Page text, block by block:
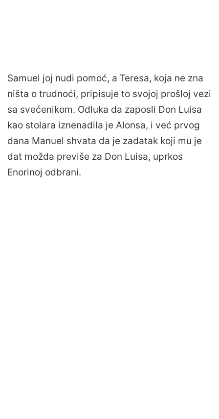
Samuel joj nudi pomoć, a Teresa, koja ne zna
ništa o trudnoći, pripisuje to svojoj prošloj vezi
sa svećenikom. Odluka da zaposli Don Luisa
kao stolara iznenadila je Alonsa, i već prvog
dana Manuel shvata da je zadatak koji mu je
dat možda previše za Don Luisa, uprkos
Enorinoj odbrani.